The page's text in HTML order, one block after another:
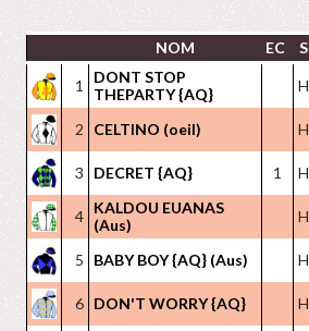
NOM EC S
1
DONT STOP
THEPARTY {AQ}
H
2 CELTINO (oeil) H
3 DECRET {AQ} 1 H
4 KALDOU EUANAS
(Aus)
H
5
BABY BOY {AQ} (Aus) H
6 DON'T WORRY {AQ} H